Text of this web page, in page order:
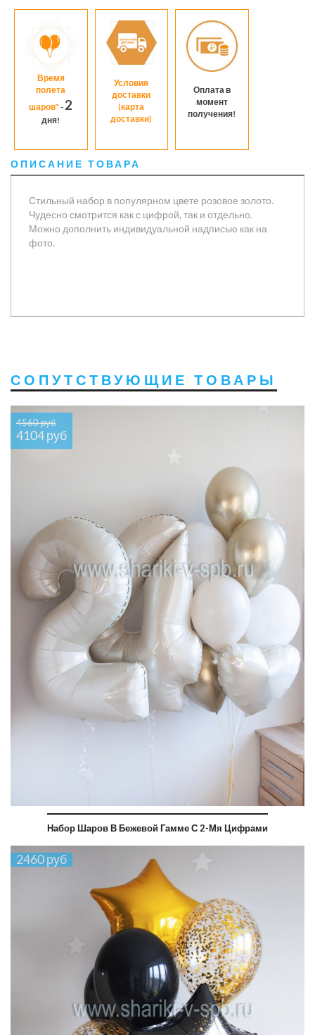
Время
полета
шаров*- 2
дня!
Условия
доставки
(карта
доставки)
Оплата в
момент
получения!
ОПИСАНИЕ ТОВАРА
Стильный набор в популярном цвете розовое золото.
Чудесно смотрится как с цифрой, так и отдельно.
Можно дополнить индивидуальной надписью как на
фото.
СОПУТСТВУЮЩИЕ ТОВАРЫ
4560 руб
4104 руб
Набор Шаров В Бежевой Гамме С 2-Мя Цифрами
2460 руб